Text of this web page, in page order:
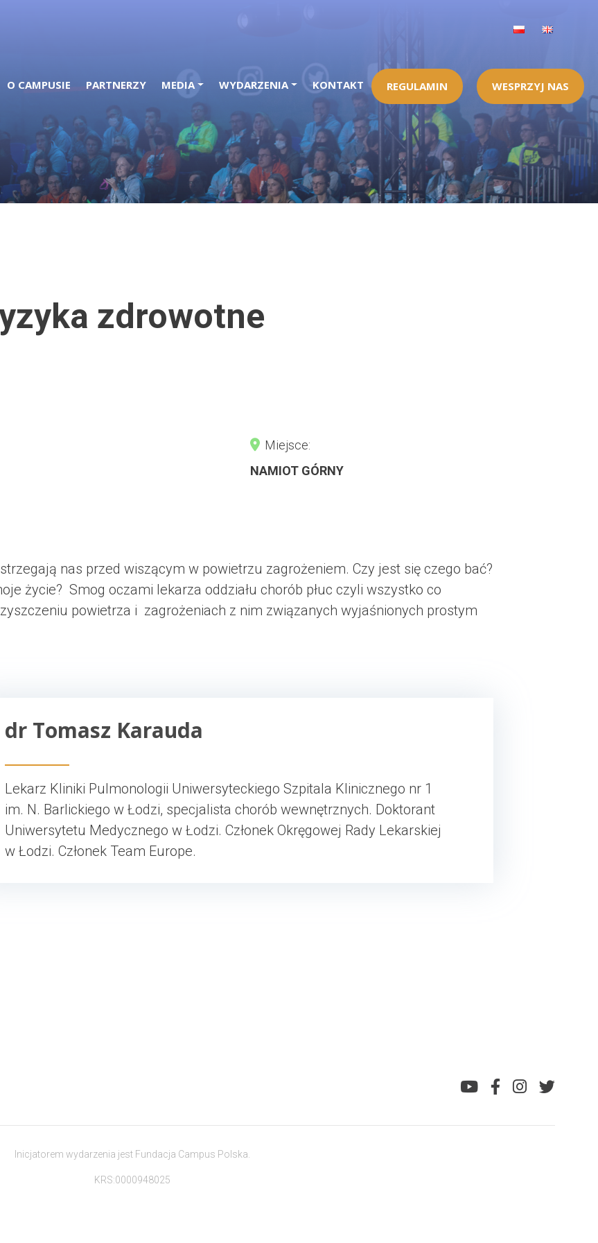
O CAMPUSIE PARTNERZY MEDIA WYDARZENIA KONTAKT REGULAMIN WESPRZYJ NAS
zdrowotne
Miejsce:
NAMIOT GÓRNY
nas przed wiszącym w powietrzu zagrożeniem. Czy jest się czego bać?
życie? Smog oczami lekarza oddziału chorób płuc czyli wszystko co
powietrza i zagrożeniach z nim związanych wyjaśnionych prostym
dr Tomasz Karauda
Lekarz Kliniki Pulmonologii Uniwersyteckiego Szpitala Klinicznego nr 1
im. N. Barlickiego w Łodzi, specjalista chorób wewnętrznych. Doktorant
Uniwersytetu Medycznego w Łodzi. Członek Okręgowej Rady Lekarskiej
w Łodzi. Członek Team Europe.
Inicjatorem wydarzenia jest Fundacja Campus Polska.
KRS:0000948025